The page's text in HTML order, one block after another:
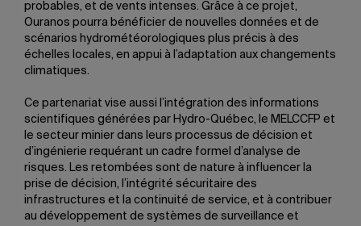
probables, et de vents intenses. Grâce à ce projet,
Ouranos pourra bénéficier de nouvelles données et de
scénarios hydrométéorologiques plus précis à des
échelles locales, en appui à l’adaptation aux changements
climatiques.
Ce partenariat vise aussi l’intégration des informations
scientifiques générées par Hydro-Québec, le MELCCFP et
le secteur minier dans leurs processus de décision et
d’ingénierie requérant un cadre formel d’analyse de
risques. Les retombées sont de nature à influencer la
prise de décision, l’intégrité sécuritaire des
infrastructures et la continuité de service, et à contribuer
au développement de systèmes de surveillance et